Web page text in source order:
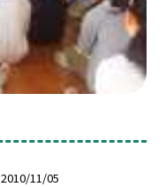
2010/11/05